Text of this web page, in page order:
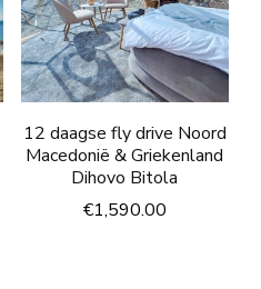
12 daagse fly drive Noord
Macedonië & Griekenland
Dihovo Bitola
€1,590.00